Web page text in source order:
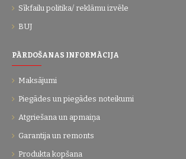
Sīkfailu politika/ reklāmu izvēle
BUJ
PĀRDOŠANAS INFORMĀCIJA
Maksājumi
Piegādes un piegādes noteikumi
Atgriešana un apmaiņa
Garantija un remonts
Produkta kopšana